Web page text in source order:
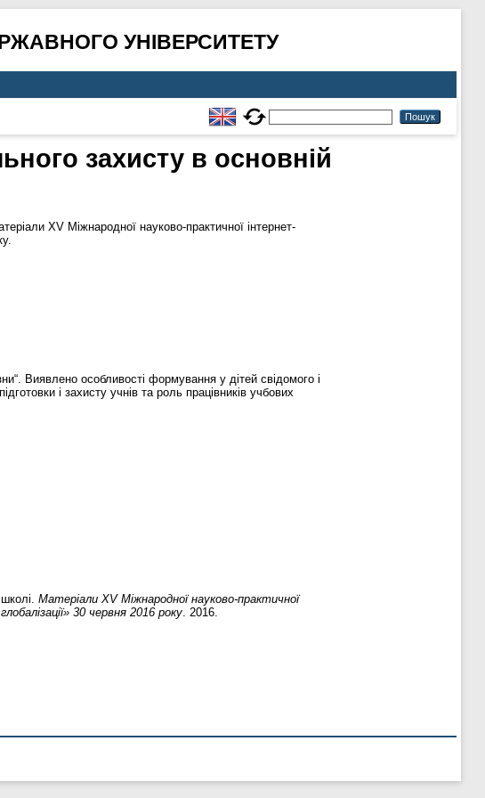
УНІВЕРСИТЕТУ
захисту в основній
ХV Міжнародної науково-практичної інтернет-
Виявлено особливості формування у дітей свідомого і
і захисту учнів та роль працівників учбових
Матеріали ХV Міжнародної науково-практичної
30 червня 2016 року . 2016.